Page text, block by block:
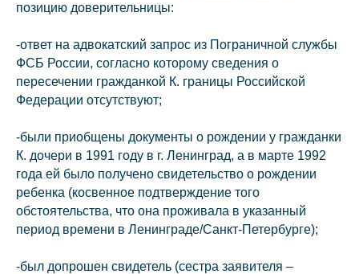
позицию доверительницы:
-ответ на адвокатский запрос из Пограничной службы
ФСБ России, согласно которому сведения о
пересечении гражданкой К. границы Российской
Федерации отсутствуют;
-были приобщены документы о рождении у гражданки
К. дочери в 1991 году в г. Ленинград, а в марте 1992
года ей было получено свидетельство о рождении
ребенка (косвенное подтверждение того
обстоятельства, что она проживала в указанный
период времени в Ленинграде/Санкт-Петербурге);
-был допрошен свидетель (сестра заявителя –
info@kurbalov.ru
+7 911 925-66-88
Telegram-канал
Связаться с нами